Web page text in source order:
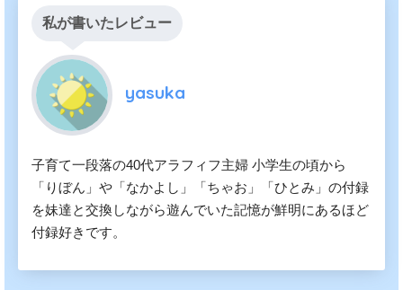
私が書いたレビュー
yasuka
子育て一段落の40代アラフィフ主婦 小学生の頃から
「りぼん」や「なかよし」「ちゃお」「ひとみ」の付録
を妹達と交換しながら遊んでいた記憶が鮮明にあるほど
付録好きです。